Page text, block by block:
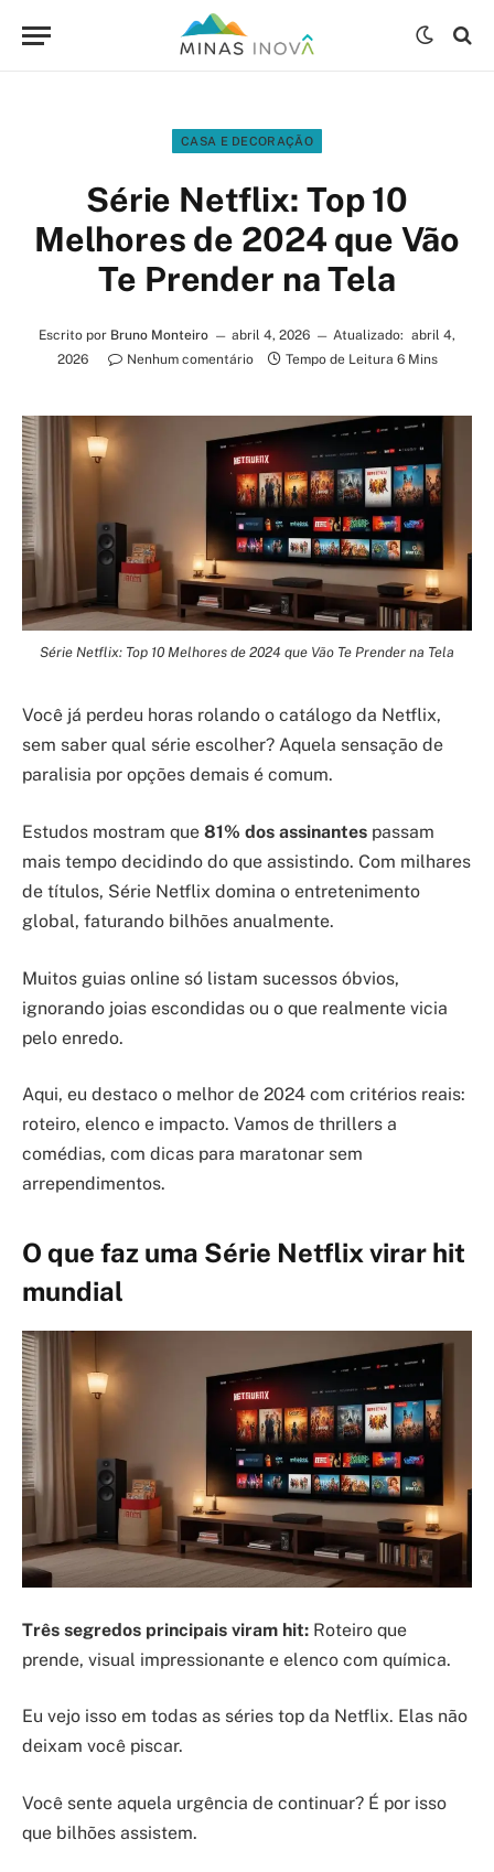
CASA E DECORAÇÃO
Série Netflix: Top 10
Melhores de 2024 que Vão
Te Prender na Tela
Escrito por Bruno Monteiro abril 4, 2026 Atualizado: abril 4,
2026
Nenhum comentário Tempo de Leitura 6 Mins
Série Netflix: Top 10 Melhores de 2024 que Vão Te Prender na Tela
Você já perdeu horas rolando o catálogo da Netflix,
sem saber qual série escolher? Aquela sensação de
paralisia por opções demais é comum.
Estudos mostram que 81% dos assinantes passam
mais tempo decidindo do que assistindo. Com milhares
de títulos, Série Netflix domina o entretenimento
global, faturando bilhões anualmente.
Muitos guias online só listam sucessos óbvios,
ignorando joias escondidas ou o que realmente vicia
pelo enredo.
Aqui, eu destaco o melhor de 2024 com critérios reais:
roteiro, elenco e impacto. Vamos de thrillers a
comédias, com dicas para maratonar sem
arrependimentos.
O que faz uma Série Netflix virar hit
mundial
Três segredos principais viram hit: Roteiro que
prende, visual impressionante e elenco com química.
Eu vejo isso em todas as séries top da Netflix. Elas não
deixam você piscar.
Você sente aquela urgência de continuar? É por isso
que bilhões assistem.